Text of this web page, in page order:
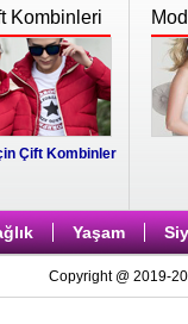
Kombinleri
Çift Kombinler
Yaşam
Copyright @ 2019-